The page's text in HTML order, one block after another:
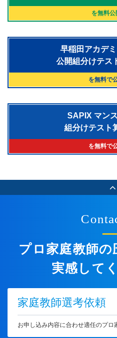
を無料公
早稲田アカデ
公開組分けテス
を無料で
SAPIX マン
組分けテスト
を無料で
プロ家庭教師の
実感して
家庭教師選考依頼
お申し込み内容に合わせ適任のプロ